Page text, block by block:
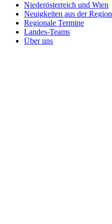
Niederösterreich und Wien
Neuigkeiten aus der Region
Regionale Termine
Landes-Teams
Über uns